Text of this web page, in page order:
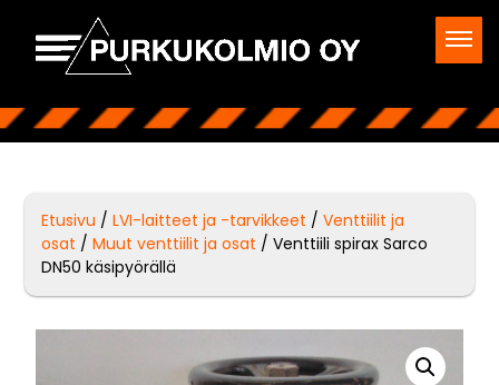
Etusivu /LVI-laitteet ja -tarvikkeet /Venttiilit ja
osat /Muut venttiilit ja osat / Venttiili spirax Sarco
DN50 käsipyörällä